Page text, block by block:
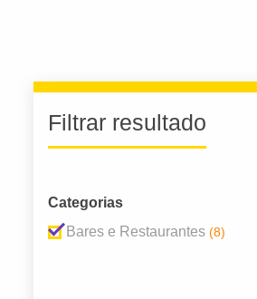
Filtrar resultado
Categorias
Bares e Restaurantes (8)